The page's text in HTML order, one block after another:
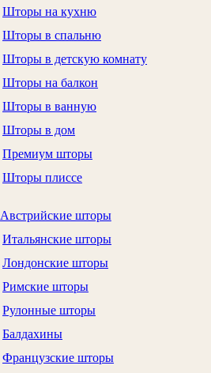
Шторы на кухню
Шторы в спальню
Шторы в детскую комнату
Шторы на балкон
Шторы в ванную
Шторы в дом
Премиум шторы
Шторы плиссе
Австрийские шторы
Итальянские шторы
Лондонские шторы
Римские шторы
Рулонные шторы
Балдахины
Французские шторы